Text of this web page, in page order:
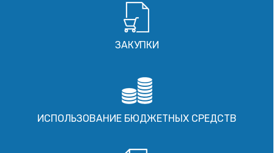
ЗАКУПКИ
ИСПОЛЬЗОВАНИЕ БЮДЖЕТНЫХ СРЕДСТВ